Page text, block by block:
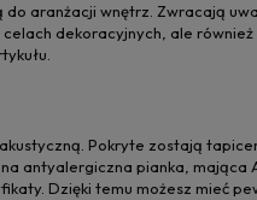
aranżacji wnętrz. Zwracają
dekoracyjnych, ale również
Pokryte zostają
antyalergiczna pianka, mająca
Dzięki temu możesz mieć